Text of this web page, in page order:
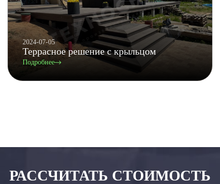
2024-07-05
Террасное решение с крыльцом
Подробнее
РАССЧИТАТЬ СТОИМОСТЬ